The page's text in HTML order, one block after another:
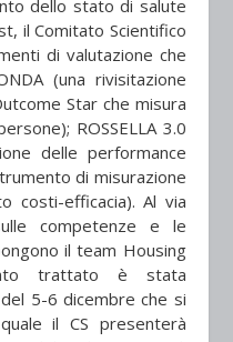
dello stato di salute
il Comitato Scientifico
di valutazione che
(una rivisitazione
Star che misura
ROSSELLA 3.0
delle performance
di misurazione
costi-efficacia). Al via
competenze e le
il team Housing
trattato è stata
del 5-6 dicembre che si
il CS presenterà